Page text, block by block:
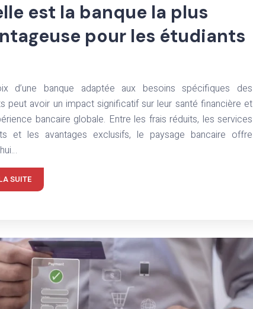
est la banque la plus
pour les étudiants
d’une banque adaptée aux besoins spécifiques des
peut avoir un impact significatif sur leur santé financière et
bancaire globale. Entre les frais réduits, les services
et les avantages exclusifs, le paysage bancaire offre
SUITE